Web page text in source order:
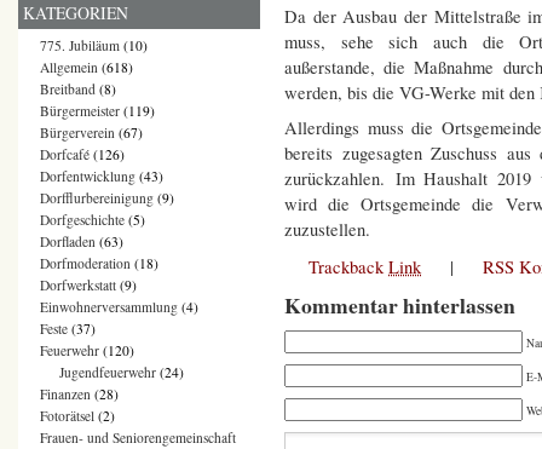
Da der Ausbau der Mittelstraße
muss, sehe sich auch die
außerstande, die Maßnahme
werden, bis die VG-Werke mit den
Allerdings muss die
bereits zugesagten Zuschuss
zurückzahlen. Im Haushalt
wird die Ortsgemeinde die
zuzustellen.
TrackbackLink | RSS
Kommentar hinterlassen
E-
KATEGORIEN
775. Jubiläum (10)
Allgemein (618)
Breitband (8)
Bürgermeister (119)
Bürgerverein (67)
Dorfcafé (126)
Dorfentwicklung (43)
Dorfflurbereinigung (9)
Dorfgeschichte (5)
Dorfladen (63)
Dorfmoderation (18)
Dorfwerkstatt (9)
Einwohnerversammlung (4)
Feste (37)
Feuerwehr (120)
Jugendfeuerwehr (24)
Finanzen (28)
Fotorätsel (2)
Frauen- und Seniorengemeinschaft